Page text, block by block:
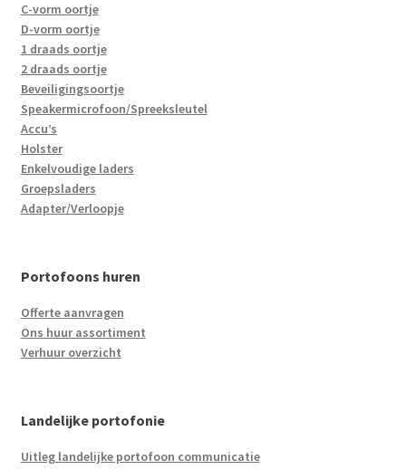
C-vorm oortje
D-vorm oortje
1 draads oortje
2 draads oortje
Beveiligingsoortje
Speakermicrofoon/Spreeksleutel
Accu’s
Holster
Enkelvoudige laders
Groepsladers
Adapter/Verloopje
Portofoons huren
Offerte aanvragen
Ons huur assortiment
Verhuur overzicht
Landelijke portofonie
Uitleg landelijke portofoon communicatie